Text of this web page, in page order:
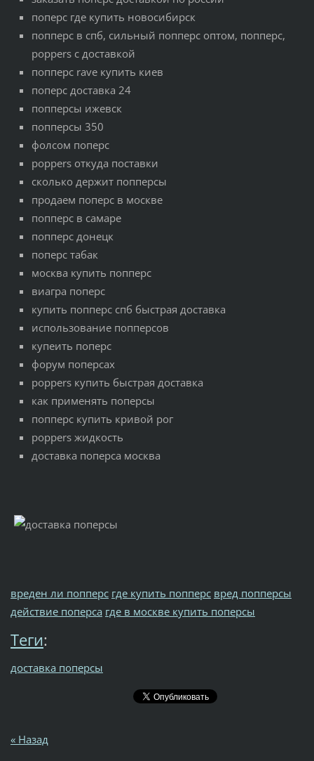
поперс где купить новосибирск
попперс в спб, сильный попперс оптом, попперс,
poppers с доставкой
попперс rave купить киев
поперс доставка 24
попперсы ижевск
попперсы 350
фолсом поперс
poppers откуда поставки
сколько держит попперсы
продаем поперс в москве
попперс в самаре
попперс донецк
поперс табак
москва купить попперс
виагра поперс
купить попперс спб быстрая доставка
использование попперсов
купеить поперс
форум поперсах
poppers купить быстрая доставка
как применять поперсы
попперс купить кривой рог
poppers жидкость
доставка поперса москва
вреден ли попперс где купить попперс вред попперсы
действие поперса где в москве купить поперсы
Теги:
доставка поперсы
« Назад